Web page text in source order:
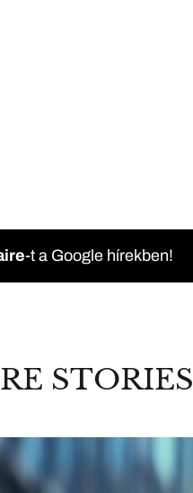
-t a Google hírekben!
STORIES